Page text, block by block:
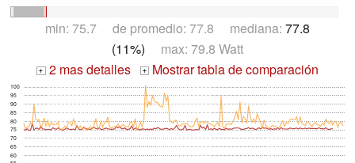
min: 75.7 de promedio: 77.8 mediana: 77.8
(11%) max: 79.8 Watt
+ 2 mas detalles + Mostrar tabla de comparación
60
65
70
75
80
85
90
95
100